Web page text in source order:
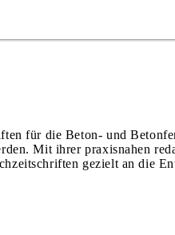
für die Beton- und
Mit ihrer praxisnahen
gezielt an die